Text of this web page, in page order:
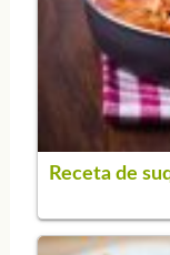
Receta de